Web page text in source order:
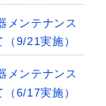
メンテナンス
9/21実施）
メンテナンス
6/17実施）